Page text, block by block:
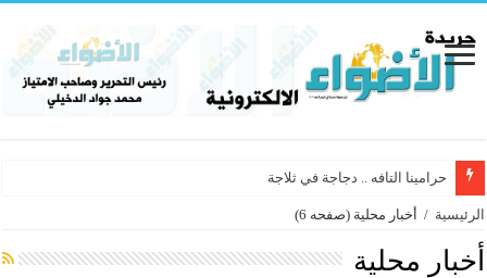
حرامينا التافه .. دجاجة في ثلاجة
الرئيسية / أخبار محلية (صفحه 6)
أخبار محلية